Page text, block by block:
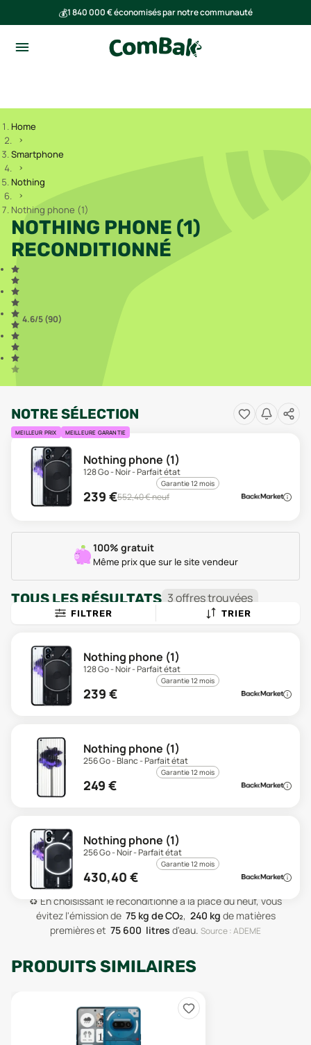
💰1 840 000 € économisés par notre communauté
Home
Smartphone
Nothing
Nothing phone (1)
NOTHING PHONE (1)
RECONDITIONNÉ
4.6/5 (90)
NOTRE SÉLECTION
MEILLEUR PRIX MEILLEURE GARANTIE
Nothing phone (1)
128 Go - Noir - Parfait état
Garantie 12 mois
239 €552,40€ neuf
100% gratuit
Même prix que sur le site vendeur
TOUS LES RÉSULTATS 3offrestrouvées
FILTRER TRIER
Nothing phone (1)
128 Go - Noir - Parfait état
Garantie 12 mois
239 €
Nothing phone (1)
256 Go - Blanc - Parfait état
Garantie 12 mois
249 €
Nothing phone (1)
256 Go - Noir - Parfait état
Garantie 12 mois
430,40 €
♻️ En choisissant le reconditionné à la place du neuf, vous
évitez l'émission de 75 kg de CO₂, 240 kg de matières
premièreset 75 600 litres d'eau. Source : ADEME
PRODUITS SIMILAIRES